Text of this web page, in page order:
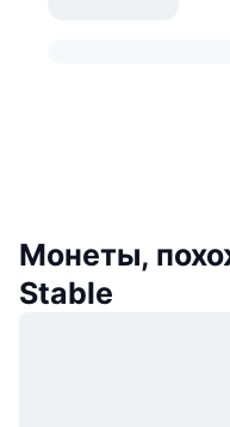
Монеты,
Stable